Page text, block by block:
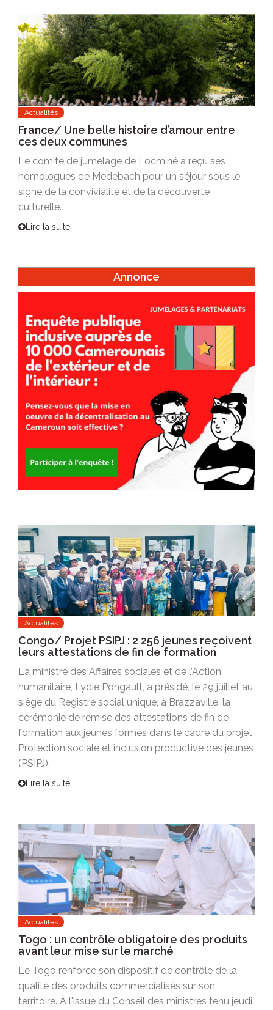
Actualités
France/ Une belle histoire d’amour entre
ces deux communes
Le comité de jumelage de Locminé a reçu ses
homologues de Medebach pour un séjour sous le
signe de la convivialité et de la découverte
culturelle.
Lire la suite
Annonce
Actualités
Congo/ Projet PSIPJ : 2 256 jeunes reçoivent
leurs attestations de fin de formation
La ministre des Affaires sociales et de l’Action
humanitaire, Lydie Pongault, a présidé, le 29 juillet au
siège du Registre social unique, à Brazzaville, la
cérémonie de remise des attestations de fin de
formation aux jeunes formés dans le cadre du projet
Protection sociale et inclusion productive des jeunes
(PSIPJ).
Lire la suite
Actualités
Togo : un contrôle obligatoire des produits
avant leur mise sur le marché
Le Togo renforce son dispositif de contrôle de la
qualité des produits commercialisés sur son
territoire. À l'issue du Conseil des ministres tenu jeudi